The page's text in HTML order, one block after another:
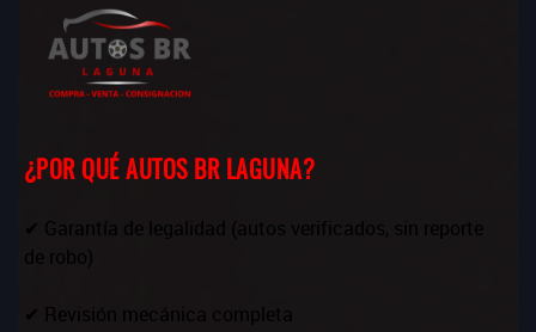
¿POR QUÉ AUTOS BR LAGUNA?
✔ Garantía de legalidad (autos verificados, sin reporte
de robo)
✔ Revisión mecánica completa